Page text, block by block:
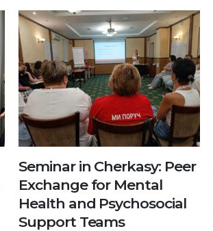
Seminar in Cherkasy: Peer
Exchange for Mental
Health and Psychosocial
Support Teams